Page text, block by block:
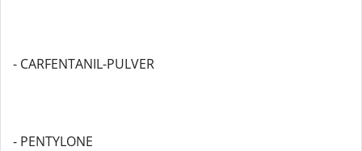
- CARFENTANIL-PULVER
- PENTYLONE